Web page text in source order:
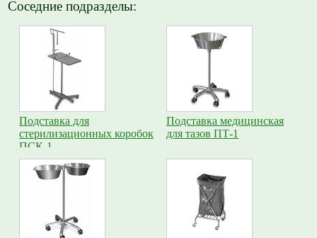
Соседние подразделы:
Подставка для
стерилизационных коробок
ПСК-1
Подставка медицинская
для тазов ПТ-1